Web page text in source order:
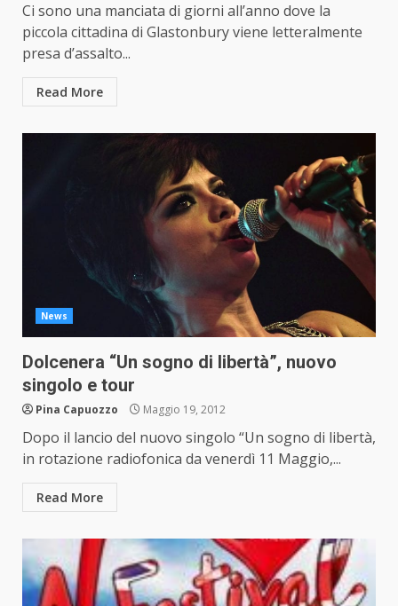
Ci sono una manciata di giorni all’anno dove la
piccola cittadina di Glastonbury viene letteralmente
presa d’assalto...
Read More
News
Dolcenera “Un sogno di libertà”, nuovo
singolo e tour
Pina Capuozzo Maggio 19, 2012
Dopo il lancio del nuovo singolo “Un sogno di libertà,
in rotazione radiofonica da venerdì 11 Maggio,...
Read More